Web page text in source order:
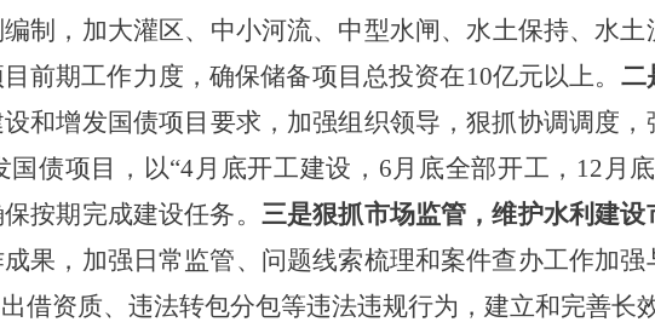
制，加大灌区、中小河流、 中型水闸、水土保持、水土
前期工作力度，确保储备项目总投资在10亿元以上。 二
和增发国债项目要求，加强组织领导，狠抓协调调度
国债项目，以“4月底开工建设，6月底全部开工，12月
按期完成建设任务。 三是狠抓市场监管，维护水利建设
果，加强日常监管、问题线索梳理和案件查办工作加
借资质、违法转包分包等违法违规行为，建立和完善长